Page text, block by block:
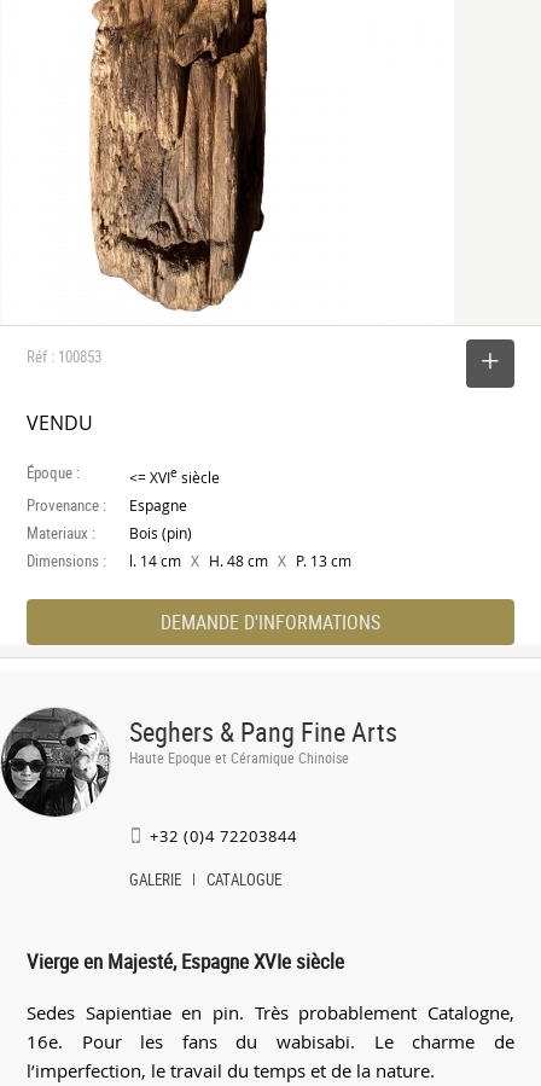
Réf : 100853
VENDU
Époque : <= XVIe siècle
Provenance : Espagne
Materiaux : Bois (pin)
Dimensions : l. 14 cm X H. 48 cm X P. 13 cm
DEMANDE D'INFORMATIONS
Seghers & Pang Fine Arts
Haute Epoque et Céramique Chinoise
+32 (0)4 72203844
GALERIE CATALOGUE
Vierge en Majesté, Espagne XVIe siècle
Sedes Sapientiae en pin. Très probablement Catalogne,
16e. Pour les fans du wabisabi. Le charme de
l’imperfection, le travail du temps et de la nature.